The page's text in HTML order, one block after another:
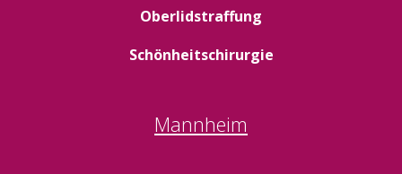
Oberlidstraffung
Schönheitschirurgie
Mannheim